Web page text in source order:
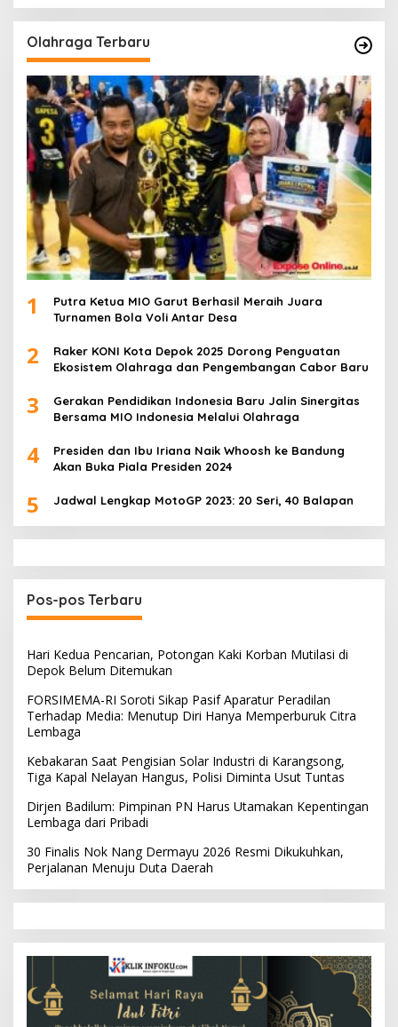
Olahraga Terbaru
1
Putra Ketua MIO Garut Berhasil Meraih Juara
Turnamen Bola Voli Antar Desa
2
Raker KONI Kota Depok 2025 Dorong Penguatan
Ekosistem Olahraga dan Pengembangan Cabor Baru
3
Gerakan Pendidikan Indonesia Baru Jalin Sinergitas
Bersama MIO Indonesia Melalui Olahraga
4
Presiden dan Ibu Iriana Naik Whoosh ke Bandung
Akan Buka Piala Presiden 2024
5 Jadwal Lengkap MotoGP 2023: 20 Seri, 40 Balapan
Pos-pos Terbaru
Hari Kedua Pencarian, Potongan Kaki Korban Mutilasi di
Depok Belum Ditemukan
FORSIMEMA-RI Soroti Sikap Pasif Aparatur Peradilan
Terhadap Media: Menutup Diri Hanya Memperburuk Citra
Lembaga
Kebakaran Saat Pengisian Solar Industri di Karangsong,
Tiga Kapal Nelayan Hangus, Polisi Diminta Usut Tuntas
Dirjen Badilum: Pimpinan PN Harus Utamakan Kepentingan
Lembaga dari Pribadi
30 Finalis Nok Nang Dermayu 2026 Resmi Dikukuhkan,
Perjalanan Menuju Duta Daerah